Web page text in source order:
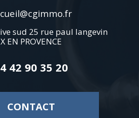
sud 25 rue paul langevin
EN PROVENCE
42 90 35 20
CONTACT